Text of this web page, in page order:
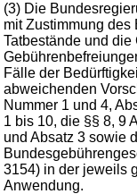
(3) Die
mit Zustimmung
Tatbestände und
Fälle der
abweichenden
Nummer 1 und 4,
1 bis 10, die §§ 8, 9
und Absatz 3 sowie
3154) in der jeweils
Anwendung.